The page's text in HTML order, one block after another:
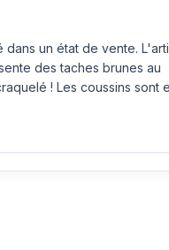
un état de vente.
des taches brunes au
! Les coussins sont